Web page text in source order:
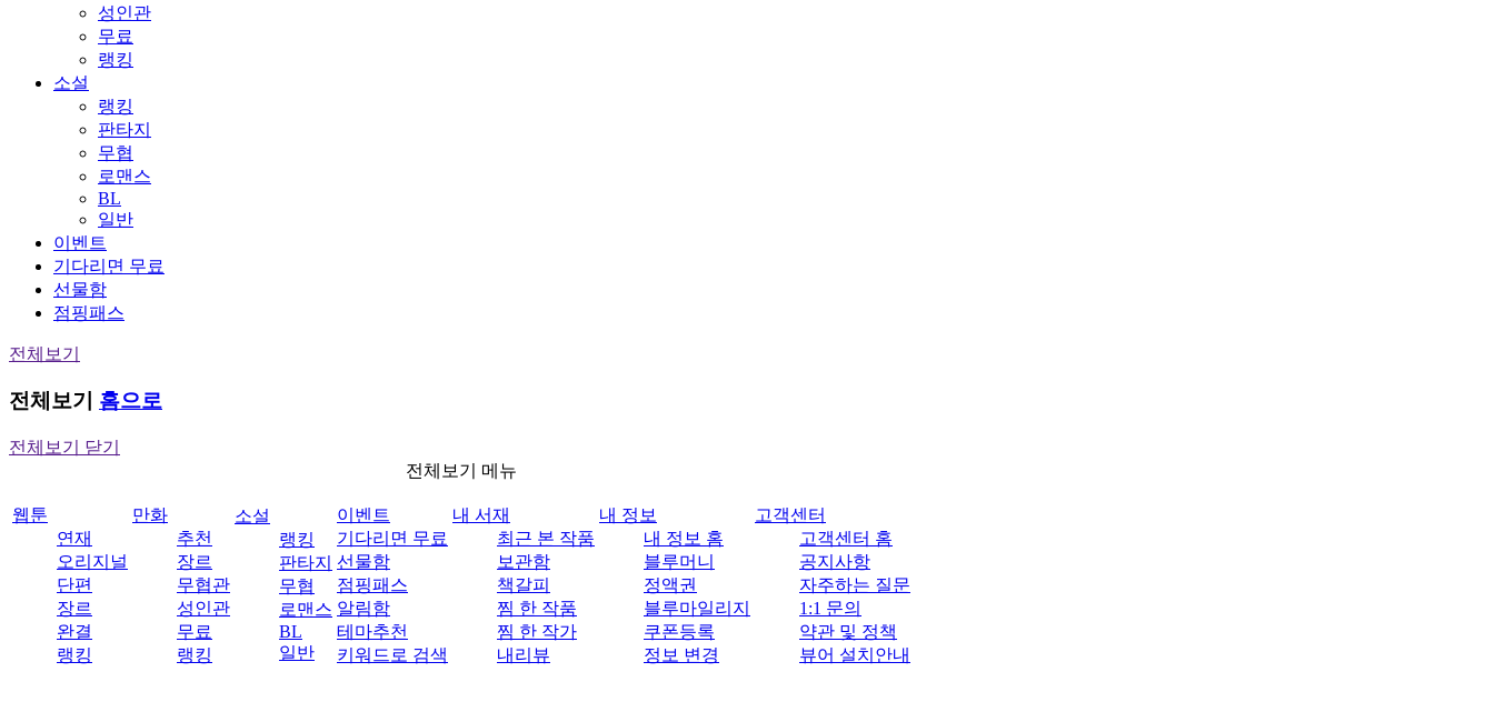
성인관
무료
랭킹
소설
랭킹
판타지
무협
로맨스
BL
일반
이벤트
기다리면 무료
선물함
점핑패스
전체보기
전체보기 홈으로
전체보기 닫기
전체보기 메뉴
웹툰
연재
오리지널
단편
장르
완결
랭킹
만화
추천
장르
무협관
성인관
무료
랭킹
소설
랭킹
판타지
무협
로맨스
BL
일반
이벤트
기다리면 무료
선물함
점핑패스
알림함
테마추천
키워드로 검색
내 서재
최근 본 작품
보관함
책갈피
찜 한 작품
찜 한 작가
내리뷰
내 정보
내 정보 홈
블루머니
정액권
블루마일리지
쿠폰등록
정보 변경
고객센터
고객센터 홈
공지사항
자주하는 질문
1:1 문의
약관 및 정책
뷰어 설치안내